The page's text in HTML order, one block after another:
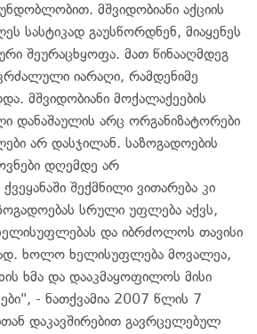
მშვიდობიანი აქციის
სასტიკად გაუსწორდნენ, მიაყენეს
შეურაცხყოფა. მათ წინააღმდეგ
იარაღი, რამდენიმე
მშვიდობიანი მოქალაქეების
დანაშაულის არც ორგანიზატორები
არ დასჯილან. საზოგადოების
დღემდე არ
შექმნილი ვითარება კი
სრული უფლება აქვს,
და იბრძოლოს თავისი
ხოლო ხელისუფლება მოვალეა,
ხმა და დააკმაყოფილოს მისი
- ნათქვამია 2007 წლის 7
დაკავშირებით გავრცელებულ